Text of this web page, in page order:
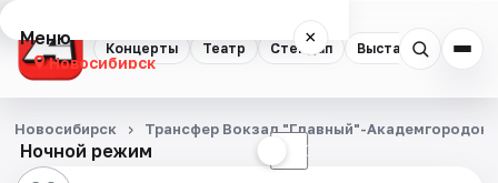
Концерты Театр Стендап Выставки
Меню ×
Новосибирск
Концерты
Театр
Ночной режим ☾
Новосибирск Трансфер Вокзал "Главный"-